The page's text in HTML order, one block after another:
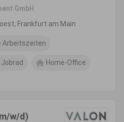
GmbH
Frankfurt am Main
Arbeitszeiten
Jobrad Home-Office
w/d)